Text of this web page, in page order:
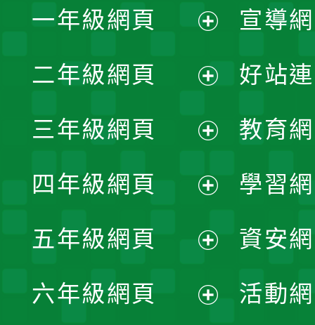
一年級網頁
開
選
單
二年級網頁
開
選
單
三年級網頁
開
選
單
四年級網頁
開
選
五年級網頁
開
六年級網頁
宣導
好站
教育
學習
資安
活動